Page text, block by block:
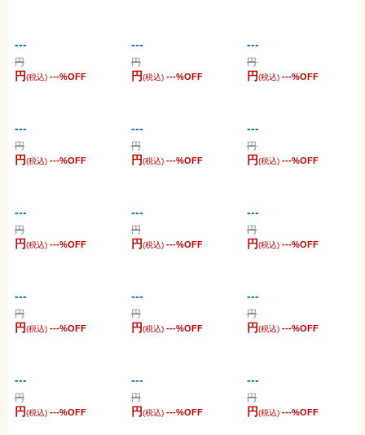
---
円
円(税込) ---%OFF
---
円
円(税込) ---%OFF
---
円
円(税込) ---%OFF
---
円
円(税込) ---%OFF
---
円
円(税込) ---%OFF
---
円
円(税込) ---%OFF
---
円
円(税込) ---%OFF
---
円
円(税込) ---%OFF
---
円
円(税込) ---%OFF
---
円
円(税込) ---%OFF
---
円
円(税込) ---%OFF
---
円
円(税込) ---%OFF
---
円
円(税込) ---%OFF
---
円
円(税込) ---%OFF
---
円
円(税込) ---%OFF